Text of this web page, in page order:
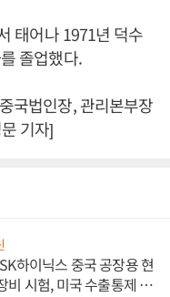
태어나 1971년 덕수
졸업했다.
국법인장, 관리본부장
기자]
하이닉스 중국 공장용 현
비 시험, 미국 수출통제 대